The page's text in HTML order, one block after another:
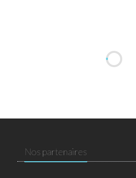
Nos partenaires